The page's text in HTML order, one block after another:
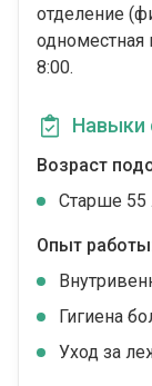
отделение
одноместная
8:00.
Навыки
Возраст
Cтарше 55
Опыт
Гигиена
Уход за